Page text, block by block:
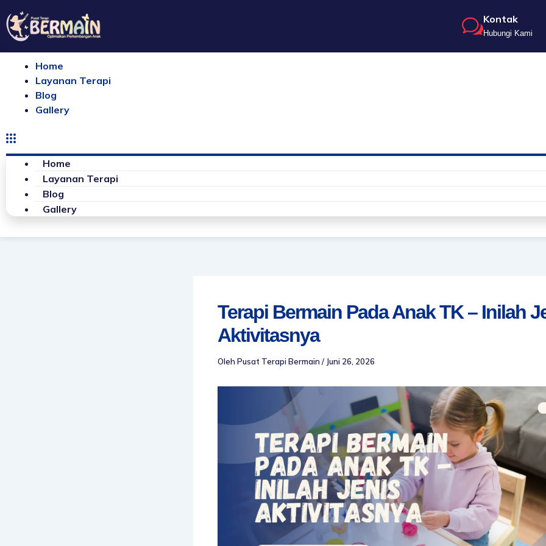
ke
konten
Kontak
Hubungi Kami
Home
Layanan Terapi
Blog
Gallery
Home
Layanan Terapi
Blog
Gallery
Terapi Bermain Pada Anak TK – Inilah
Aktivitasnya
Oleh Pusat Terapi Bermain / Juni 26, 2026